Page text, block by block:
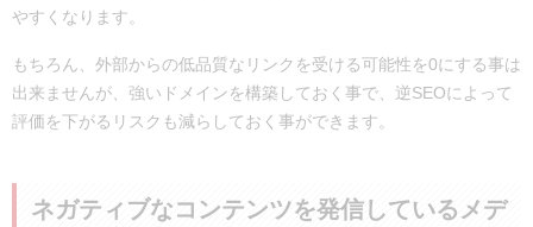
やすくなります。
もちろん、外部からの低品質なリンクを受ける可能性を0にする事は
出来ませんが、強いドメインを構築しておく事で、逆SEOによって
評価を下がるリスクも減らしておく事ができます。
ネガティブなコンテンツを発信しているメデ